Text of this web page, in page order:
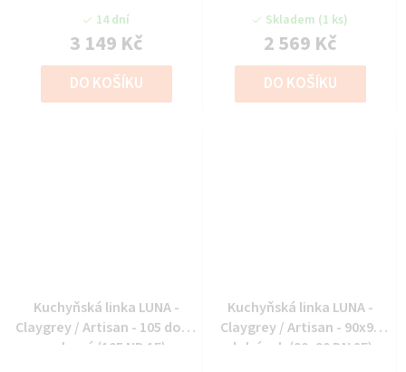
14 dní
3 149 Kč
DO KOŠÍKU
Skladem (1 ks)
2 569 Kč
DO KOŠÍKU
Kuchyňská linka LUNA -
Claygrey / Artisan - 105 dolní
rohová (105 ND 1F)
Kuchyňská linka LUNA -
Claygrey / Artisan - 90x90
dolní roh (90x90 DN 2F)